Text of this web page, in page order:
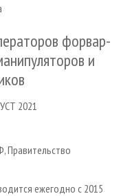
фор­вар­
и
2021
Правительство
ежегодно с 2015